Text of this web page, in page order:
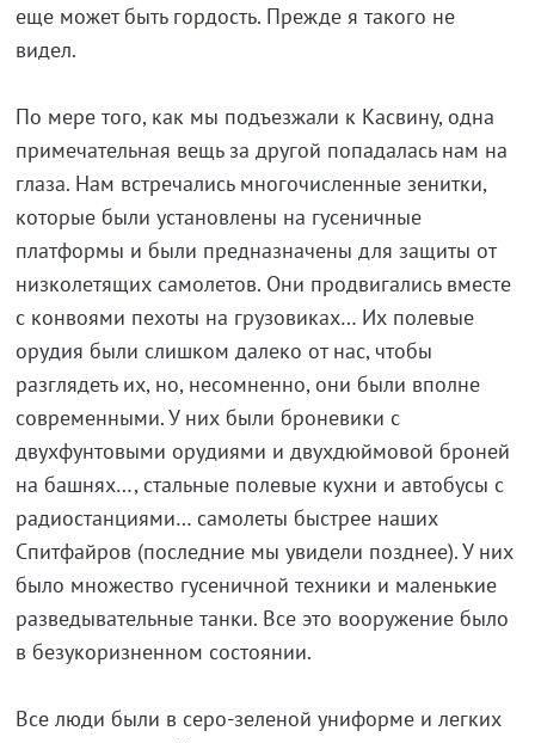
еще может быть гордость. Прежде я такого не
видел.
По мере того, как мы подъезжали к Касвину, одна
примечательная вещь за другой попадалась нам на
глаза. Нам встречались многочисленные зенитки,
которые были установлены на гусеничные
платформы и были предназначены для защиты от
низколетящих самолетов. Они продвигались вместе
с конвоями пехоты на грузовиках… Их полевые
орудия были слишком далеко от нас, чтобы
разглядеть их, но, несомненно, они были вполне
современными. У них были броневики с
двухфунтовыми орудиями и двухдюймовой броней
на башнях…, стальные полевые кухни и автобусы с
радиостанциями… самолеты быстрее наших
Спитфайров (последние мы увидели позднее). У них
было множество гусеничной техники и маленькие
разведывательные танки. Все это вооружение было
в безукоризненном состоянии.
Все люди были в серо-зеленой униформе и легких